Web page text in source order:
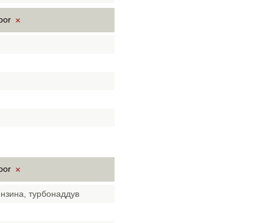
×
×
турбонаддув